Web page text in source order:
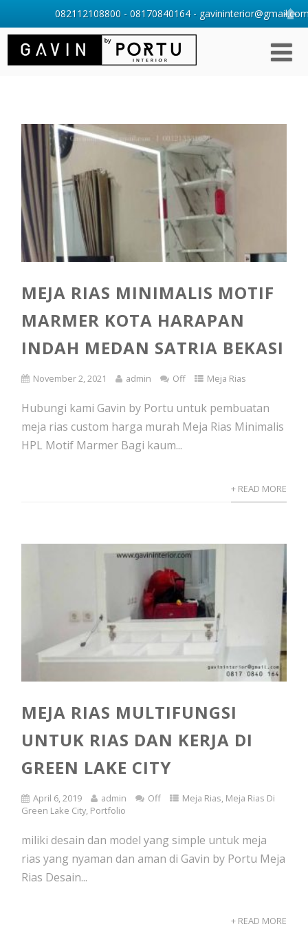
MEJA RIAS MINIMALIS MOTIF
MARMER KOTA HARAPAN
INDAH MEDAN SATRIA BEKASI
November 2, 2021 admin Off Meja Rias
Hubungi kami Gavin by Portu untuk pembuatan
meja rias custom harga murah Meja Rias Minimalis
HPL Motif Marmer Bagi kaum...
+ READ MORE
MEJA RIAS MULTIFUNGSI
UNTUK RIAS DAN KERJA DI
GREEN LAKE CITY
April 6, 2019 admin Off Meja Rias, Meja Rias Di
Green Lake City, Portfolio
miliki desain dan model yang simple untuk meja
rias yang nyaman dan aman di Gavin by Portu Meja
Rias Desain...
+ READ MORE
082112108800 - 08170840164 -